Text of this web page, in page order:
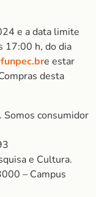
e a data limite
17:00 h, do dia
e estar
desta
Somos consumidor
e Cultura.
– Campus